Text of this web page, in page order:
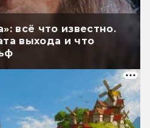
всё что известно.
выхода и что